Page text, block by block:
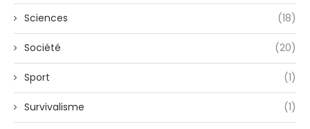
Sciences (18)
Société (20)
Sport (1)
Survivalisme (1)